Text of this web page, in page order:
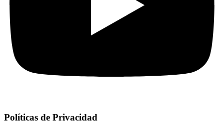
Políticas de Privacidad